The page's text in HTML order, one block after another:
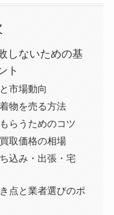
しないための基
ト
市場動向
物を売る方法
らうためのコツ
取価格の相場
込み・出張・宅
点と業者選びのポ